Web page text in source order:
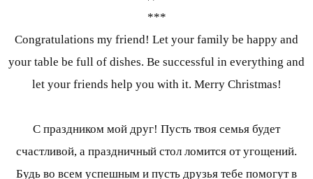
***
Congratulations my friend! Let your family be happy and
your table be full of dishes. Be successful in everything and
let your friends help you with it. Merry Christmas!
С праздником мой друг! Пусть твоя семья будет
счастливой, а праздничный стол ломится от угощений.
Будь во всем успешным и пусть друзья тебе помогут в